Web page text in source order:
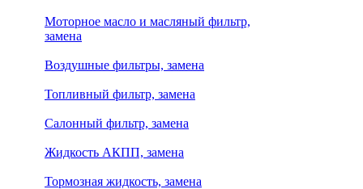
Моторное масло и масляный фильтр,
замена
Воздушные фильтры, замена
Топливный фильтр, замена
Салонный фильтр, замена
Жидкость АКПП, замена
Тормозная жидкость, замена